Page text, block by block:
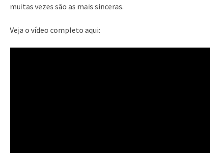
muitas vezes são as mais sinceras.
Veja o vídeo completo aqui: